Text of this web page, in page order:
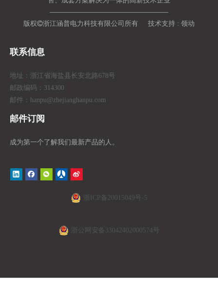
版权浙江涵普电力科技有限公司所有 技术支持 : 领动
联系信息
地址：浙江省海盐县长安北路678号
邮政编码：314300
邮件：hanpu@zhejianghanpu.com
邮件订阅
成为第一个了解我们最新产品的人。
浙ICP备20015049号-5
浙公网安备33042402000574号